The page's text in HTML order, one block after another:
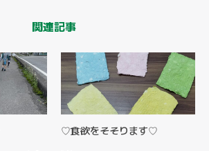
関連記事
♡食欲をそそります♡